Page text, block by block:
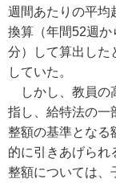
週間あたりの平均
換算（年間52週か
分）して算出した
していた。
しかし、教員の
指し、給特法の一
整額の基準となる
的に引きあげられ
整額については、